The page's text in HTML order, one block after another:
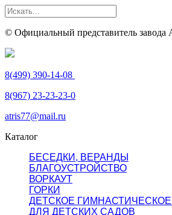
© Официальный представитель завода
8(499) 390-14-08
8(967) 23-23-23-0
atris77@mail.ru
Каталог
БЕСЕДКИ, ВЕРАНДЫ
БЛАГОУСТРОЙСТВО
ВОРКАУТ
ГОРКИ
ДЕТСКОЕ
ДЛЯ ДЕТСКИХ САДОВ